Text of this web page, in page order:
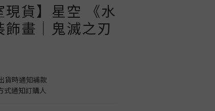
現貨】星空 《水
畫｜鬼滅之刃
貨時通知補款
式通知訂購人